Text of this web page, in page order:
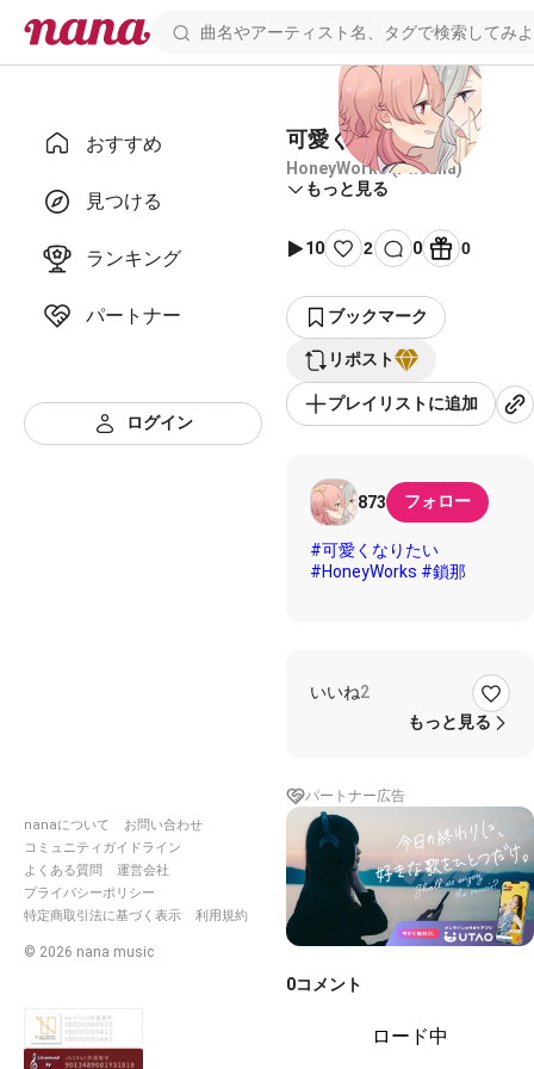
おすすめ
見つける
ランキング
パートナー
ログイン
nanaについて
お問い合わせ
コミュニティガイドライン
よくある質問
運営会社
プライバシーポリシー
特定商取引法に基づく表示
利用規約
© 2026 nana music
可愛くなりたい
HoneyWorks (Ft.sana)
もっと見る
10 2 0 0
ブックマーク
リポスト
プレイリストに追加
873 フォロー
#可愛くなりたい
#HoneyWorks #鎖那
いいね2
もっと見る
パートナー広告
0コメント
ロード中